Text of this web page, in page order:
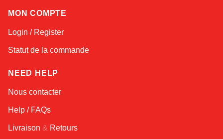
MON COMPTE
Login / Register
Statut de la commande
NEED HELP
Nous contacter
Help / FAQs
Livraison & Retours